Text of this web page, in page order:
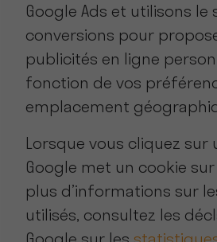
Google Ads et utilisons le
conversions pour
publicités en ligne
fonction de vos
emplacement
Lorsque vous cliquez sur
Google met un cookie sur
plus d’informations sur
utilisés, consultez les